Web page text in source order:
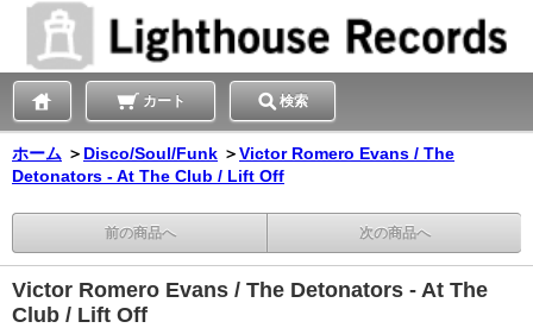
カート 検索
ホーム ＞ Disco/Soul/Funk ＞Victor Romero Evans / The
Detonators - At The Club / Lift Off
前の商品へ 次の商品へ
Victor Romero Evans / The Detonators - At The
Club / Lift Off